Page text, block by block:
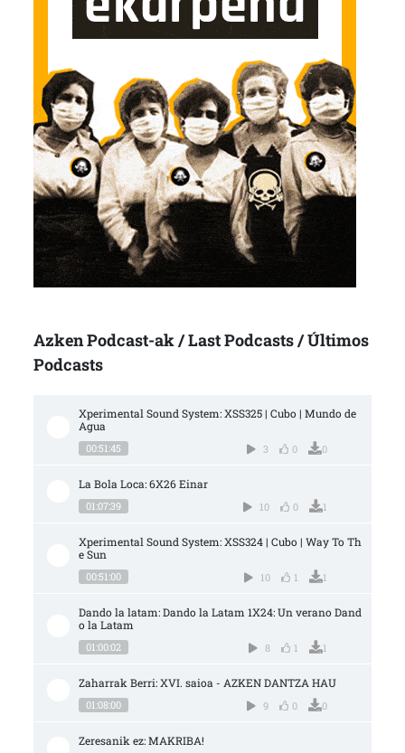
Azken Podcast-ak / Last Podcasts / Últimos
Podcasts
Xperimental Sound System: XSS325 | Cubo | Mundo de
Agua
00:51:45 3 0 0
La Bola Loca: 6X26 Einar
01:07:39 10 0 1
Xperimental Sound System: XSS324 | Cubo | Way To Th
e Sun
00:51:00 10 1 1
Dando la latam: Dando la Latam 1X24: Un verano Dand
o la Latam
01:00:02 8 1 1
Zaharrak Berri: XVI. saioa - AZKEN DANTZA HAU
01:08:00 9 0 0
Zeresanik ez: MAKRIBA!